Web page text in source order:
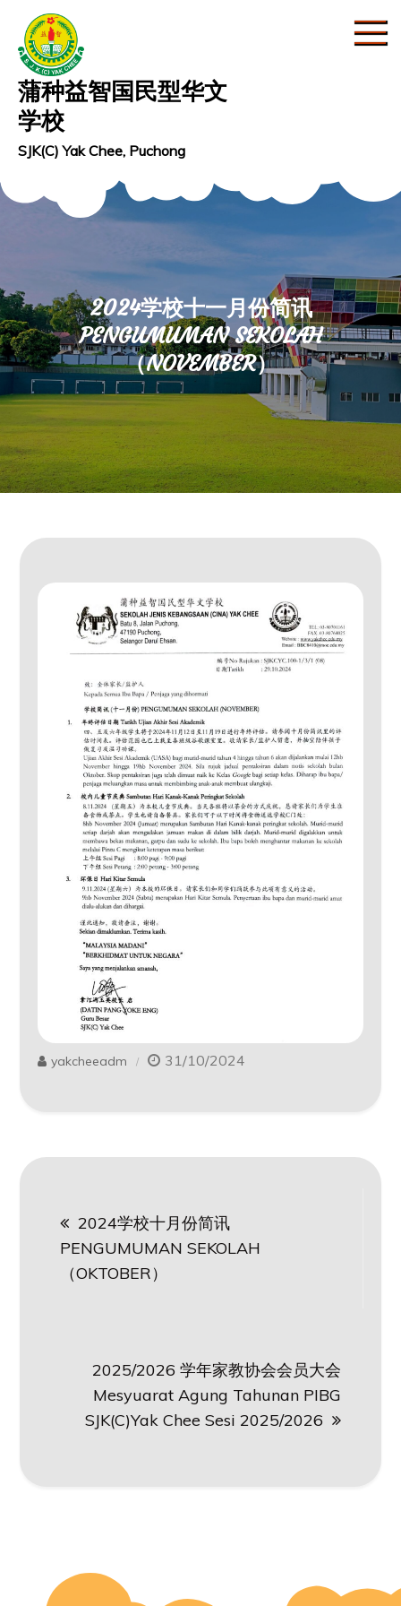
content
蒲种益智国民型华文
学校
SJK(C) Yak Chee, Puchong
2024学校十一月份简讯
PENGUMUMAN SEKOLAH
（NOVEMBER）
yakcheeadm 31/10/2024
navigation
2024学校十月份简讯
PENGUMUMAN SEKOLAH
（OKTOBER）
2025/2026 学年家教协会会员大会
Mesyuarat Agung Tahunan PIBG
SJK(C)Yak Chee Sesi 2025/2026